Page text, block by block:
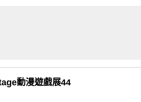
動漫遊戲展44